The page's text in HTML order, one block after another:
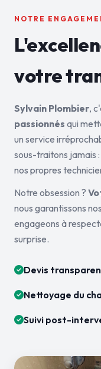
NOTRE
votre
Sylvain Plombier,
passionnés qui
un service
sous-traitons jamais
nos propres
Notre obsession ?
nous garantissons
engageons à
surprise.
Devis
Nettoyage du
Suivi post-